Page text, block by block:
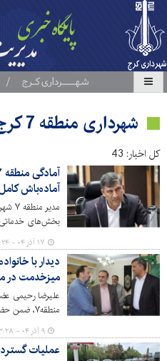
شهرداری منطقه 7 کرج
کل اخبار: 43
آماده‌باش
بخش‌های خدماتی
و در راستای
۱۷ آذر ۰۴ - ۱۱:۲۴
دیدار با
میزخدمت در منطقه ۷
علیرضا رحیمی
منطقه۷،
به مقام این
به درخواست‌های
۹ آذر ۰۴ - ۱۳:۲۸
عملیات گسترده